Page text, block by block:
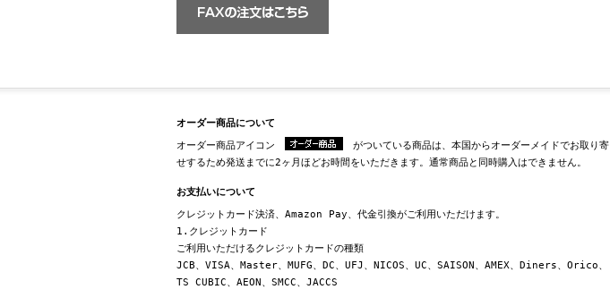
オーダー商品について
オーダー商品アイコン
がついている商品は、本国からオーダーメイドでお取り寄
せするため発送までに2ヶ月ほどお時間をいただきます。通常商品と同時購入はできません。
お支払いについて
クレジットカード決済、Amazon Pay、代金引換がご利用いただけます。
1.クレジットカード
ご利用いただけるクレジットカードの種類
JCB、VISA、Master、MUFG、DC、UFJ、NICOS、UC、SAISON、AMEX、Diners、Orico、
TS CUBIC、AEON、SMCC、JACCS